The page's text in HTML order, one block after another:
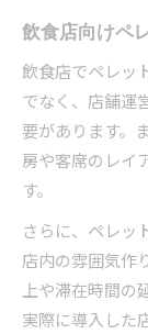
飲食店向けペ
飲食店でペレッ
でなく、店舗運
要があります。
房や客席のレイ
す。
さらに、ペレッ
店内の雰囲気作
上や滞在時間の
実際に導入した